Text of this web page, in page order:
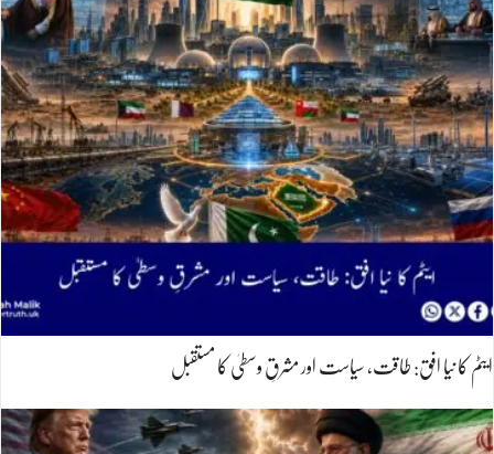
ایٹم کا نیا افق: طاقت، سیاست اور مشرقِ وسطیٰ کا مستقبل